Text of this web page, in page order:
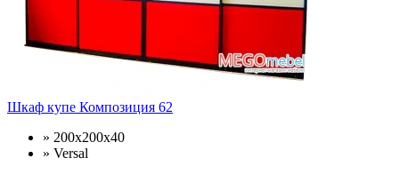
Шкаф купе Композиция 62
» 200x200x40
» Versal